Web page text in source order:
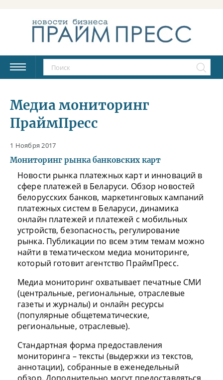
Медиа мониторинг
ПраймПресс
1 Ноября 2017
Мониторинг рынка банковских карт
Новости рынка платежных карт и инноваций в
сфере платежей в Беларуси. Обзор новостей
белорусских банков, маркетинговых кампаний
платежных систем в Беларуси, динамика
онлайн платежей и платежей с мобильных
устройств, безопасность, регулирование
рынка. Публикации по всем этим темам можно
найти в тематическом медиа мониторинге,
который готовит агентство ПраймПресс.
Медиа мониторинг охватывает печатные СМИ
(центральные, региональные, отраслевые
газеты и журналы) и онлайн ресурсы
(популярные общетематические,
региональные, отраслевые).
Стандартная форма предоставления
мониторинга – тексты (выдержки из текстов,
аннотации), собранные в еженедельный